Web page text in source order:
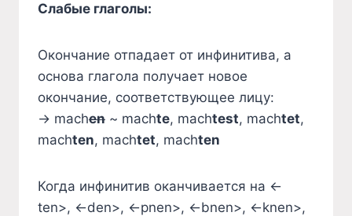
Слабые глаголы:
Окончание отпадает от инфинитива, а
основа глагола получает новое
окончание, соответствующее лицу:
→ machen ~ machte, machtest, machtet,
machten, machtet, machten
Когда инфинитив оканчивается на <-
ten>, <-den>, <-pnen>, <-bnen>, <-knen>,